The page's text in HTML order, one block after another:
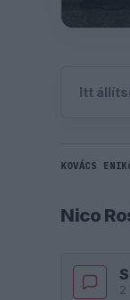
Itt
KOVÁCS
Nico
2